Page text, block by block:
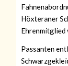
Höxteraner
Ehrenmitglied
Passanten